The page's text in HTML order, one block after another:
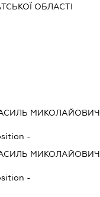
ОБЛАСТІ
МИКОЛАЙОВИЧ
-
МИКОЛАЙОВИЧ
-